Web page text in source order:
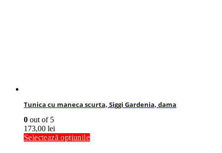
Tunica cu maneca scurta, Siggi Gardenia, dama
0 out of 5
173,00 lei
Selectează opțiunile